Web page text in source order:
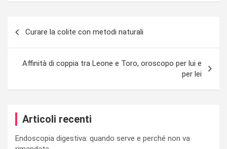
Curare la colite con metodi naturali
Affinità di coppia tra Leone e Toro, oroscopo per lui e
per lei
Articoli recenti
Endoscopia digestiva: quando serve e perché non va